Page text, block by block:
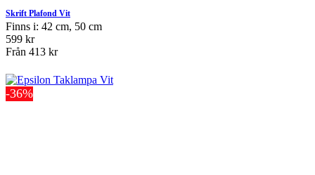
Skrift Plafond Vit
Finns i: 42 cm, 50 cm
599 kr
Från 413 kr
-36%